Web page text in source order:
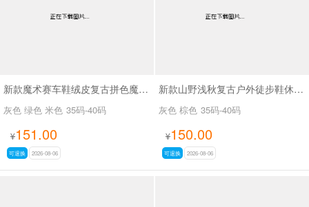
新款魔术赛车鞋绒皮复古拼色魔术贴德训休闲鞋SA8040
灰色 绿色 米色 35码-40码
¥151.00
可退换 2026-08-06
新款山野浅秋复古户外徒步鞋休闲鞋SA37028
灰色 棕色 35码-40码
¥150.00
可退换 2026-08-06